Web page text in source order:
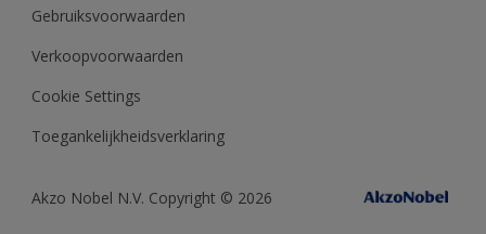
Gebruiksvoorwaarden
Verkoopvoorwaarden
Cookie Settings
Toegankelijkheidsverklaring
Akzo Nobel N.V. Copyright © 2026